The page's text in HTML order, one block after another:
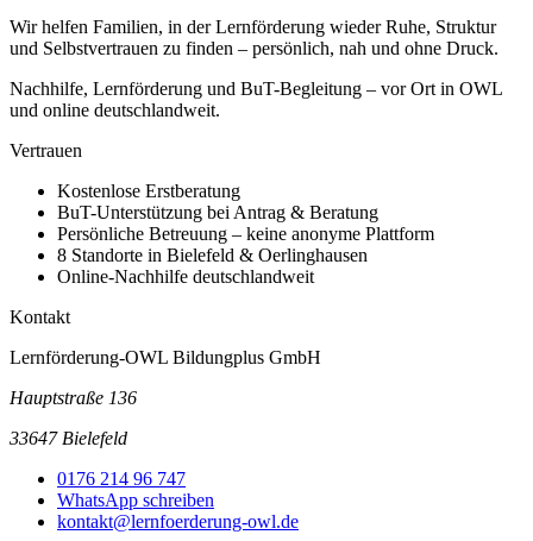
Wir helfen Familien, in der Lernförderung wieder Ruhe, Struktur
und Selbstvertrauen zu finden – persönlich, nah und ohne Druck.
Nachhilfe, Lernförderung und BuT-Begleitung – vor Ort in OWL
und online deutschlandweit.
Vertrauen
Kostenlose Erstberatung
BuT-Unterstützung bei Antrag & Beratung
Persönliche Betreuung – keine anonyme Plattform
8 Standorte in Bielefeld & Oerlinghausen
Online-Nachhilfe deutschlandweit
Kontakt
Lernförderung-OWL Bildungplus GmbH
Hauptstraße 136
33647 Bielefeld
0176 214 96 747
WhatsApp schreiben
kontakt@lernfoerderung-owl.de